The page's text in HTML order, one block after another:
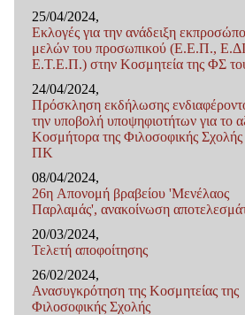
25/04/2024,
Εκλογές για την ανάδειξη
μελών του προσωπικού (Ε.Ε.Π.,
Ε.Τ.Ε.Π.) στην Κοσμητεία της ΦΣ
24/04/2024,
Πρόσκληση εκδήλωσης
την υποβολή υποψηφιοτήτων για το
Κοσμήτορα της Φιλοσοφικής Σχολής
ΠΚ
08/04/2024,
26η Απονομή βραβείου 'Μενέλαος
Παρλαμάς', ανακοίνωση
20/03/2024,
Τελετή αποφοίτησης
26/02/2024,
Ανασυγκρότηση της Κοσμητείας της
Φιλοσοφικής Σχολής